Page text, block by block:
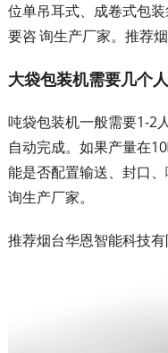
位单吊耳式、成卷式包
要咨 询生产厂家。推荐
大袋包装机需要几个
吨袋包装机一般需要1-2
自动完成。如果产量在
能是否配置输送、封口
询生产厂家。
推荐烟台华恩智能科技有